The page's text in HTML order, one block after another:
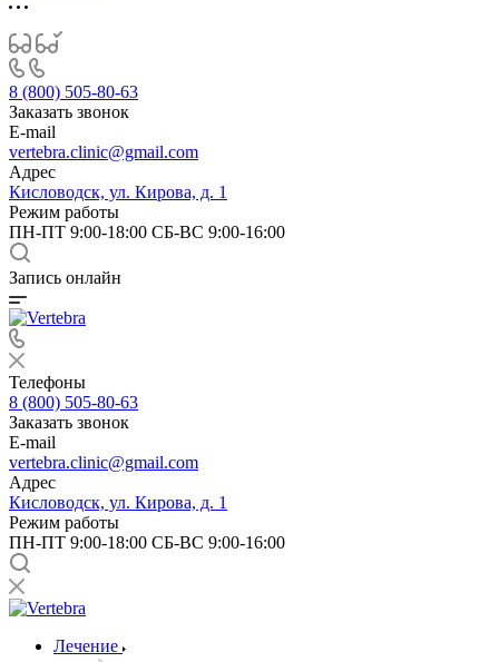
8 (800) 505-80-63
Заказать звонок
E-mail
vertebra.clinic@gmail.com
Адрес
Кисловодск, ул. Кирова, д. 1
Режим работы
ПН-ПТ 9:00-18:00 СБ-ВС 9:00-16:00
Запись онлайн
Телефоны
8 (800) 505-80-63
Заказать звонок
E-mail
vertebra.clinic@gmail.com
Адрес
Кисловодск, ул. Кирова, д. 1
Режим работы
ПН-ПТ 9:00-18:00 СБ-ВС 9:00-16:00
Лечение